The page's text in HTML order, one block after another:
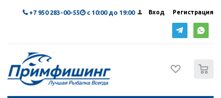
Вход Регистрация
+7 950 283-00-55 с 10:00 до 19:00